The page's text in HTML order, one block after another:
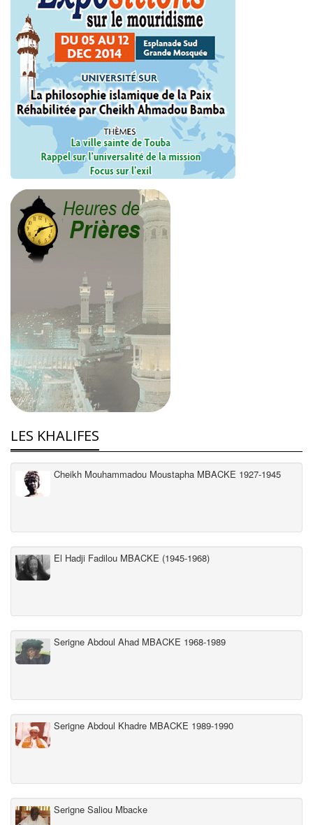
LES KHALIFES
Cheikh Mouhammadou Moustapha MBACKE 1927-1945
El Hadji Fadilou MBACKE (1945-1968)
Serigne Abdoul Ahad MBACKE 1968-1989
Serigne Abdoul Khadre MBACKE 1989-1990
Serigne Saliou Mbacke